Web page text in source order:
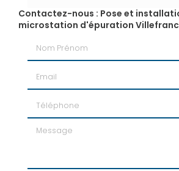
Contactez-nous : Pose et
microstation d'épuration
Téléphone
Message